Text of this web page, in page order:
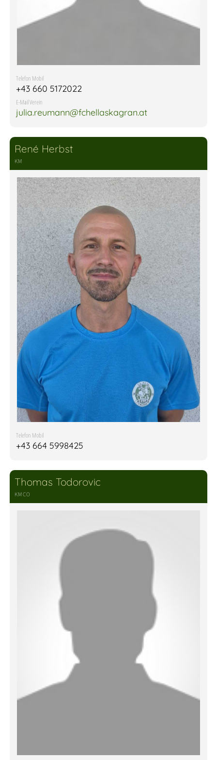
Telefon Mobil
+43 660 5172022
E-Mail Verein
julia.reumann@fchellaskagran.at
René Herbst
KM
Telefon Mobil
+43 664 5998425
Thomas Todorovic
KM CO